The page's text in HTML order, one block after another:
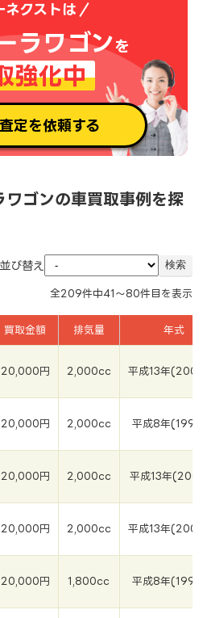
ネクストは
ラワゴンを
強化中
定を依頼する
ワゴンの車買取事例を探
び替え
全209件中41～80件目を表示
買取金額 排気量 年式
20,000円 2,000cc 平成13年(2002
20,000円 2,000cc 平成8年(1997
20,000円 2,000cc 平成13年(2001
20,000円 2,000cc 平成13年(2002
20,000円 1,800cc 平成8年(1997